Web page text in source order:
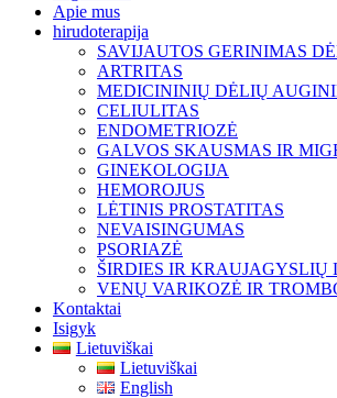
Apie mus
hirudoterapija
SAVIJAUTOS GERINIMAS
ARTRITAS
MEDICININIŲ DĖLIŲ
CELIULITAS
ENDOMETRIOZĖ
GALVOS SKAUSMAS IR
GINEKOLOGIJA
HEMOROJUS
LĖTINIS PROSTATITAS
NEVAISINGUMAS
PSORIAZĖ
ŠIRDIES IR KRAUJAGYSLIŲ
VENŲ VARIKOZĖ IR
Kontaktai
Isigyk
Lietuviškai
Lietuviškai
English